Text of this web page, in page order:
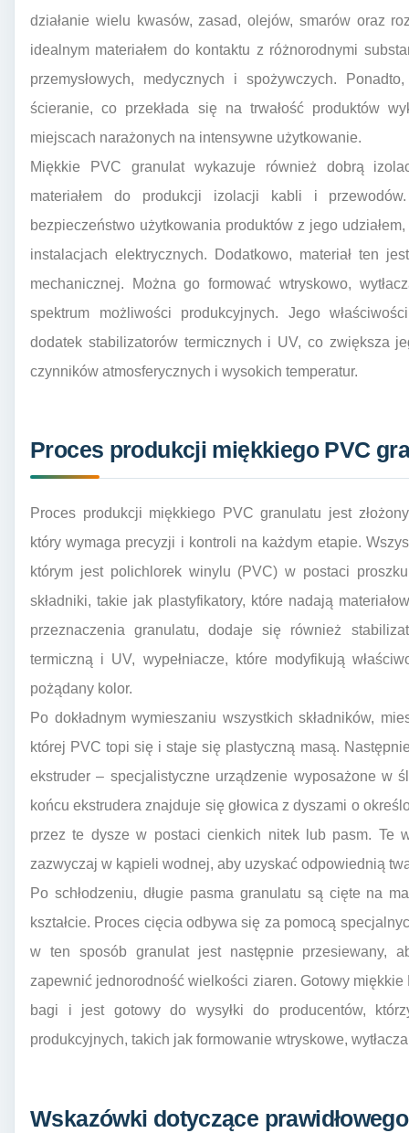
działanie wielu kwasów, zasad, olejów, smarów oraz
idealnym materiałem do kontaktu z różnorodnymi
przemysłowych, medycznych i spożywczych.
ścieranie, co przekłada się na trwałość produktów
miejscach narażonych na intensywne użytkowanie.
Miękkie PVC granulat wykazuje również dobrą
materiałem do produkcji izolacji kabli i
bezpieczeństwo użytkowania produktów z jego
instalacjach elektrycznych. Dodatkowo, materiał ten
mechanicznej. Można go formować wtryskowo,
spektrum możliwości produkcyjnych. Jego
dodatek stabilizatorów termicznych i UV, co zwiększa
czynników atmosferycznych i wysokich temperatur.
Proces produkcji miękkiego PVC
Proces produkcji miękkiego PVC granulatu jest
który wymaga precyzji i kontroli na każdym etapie.
którym jest polichlorek winylu (PVC) w postaci
składniki, takie jak plastyfikatory, które nadają
przeznaczenia granulatu, dodaje się również
termiczną i UV, wypełniacze, które modyfikują
pożądany kolor.
Po dokładnym wymieszaniu wszystkich składników,
której PVC topi się i staje się plastyczną masą.
ekstruder – specjalistyczne urządzenie wyposażone w
końcu ekstrudera znajduje się głowica z dyszami o
przez te dysze w postaci cienkich nitek lub pasm. Te
zazwyczaj w kąpieli wodnej, aby uzyskać odpowiednią
Po schłodzeniu, długie pasma granulatu są cięte na
kształcie. Proces cięcia odbywa się za pomocą
w ten sposób granulat jest następnie przesiewany,
zapewnić jednorodność wielkości ziaren. Gotowy
bagi i jest gotowy do wysyłki do producentów,
produkcyjnych, takich jak formowanie wtryskowe,
Wskazówki dotyczące